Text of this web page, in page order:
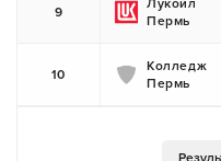
9
Лукойл
Пермь
10
Колледж
Пермь